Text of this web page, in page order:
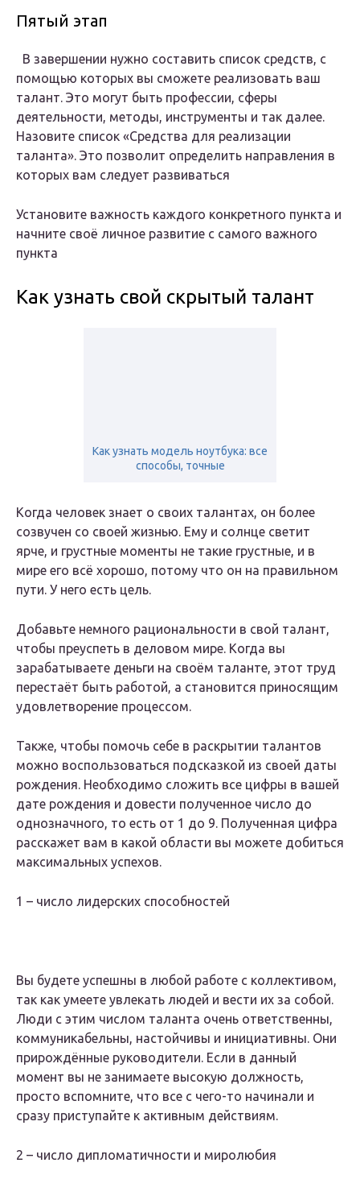
Пятый этап
В завершении нужно составить список средств, с
помощью которых вы сможете реализовать ваш
талант. Это могут быть профессии, сферы
деятельности, методы, инструменты и так далее.
Назовите список «Средства для реализации
таланта». Это позволит определить направления в
которых вам следует развиваться
Установите важность каждого конкретного пункта и
начните своё личное развитие с самого важного
пункта
Как узнать свой скрытый талант
Как узнать модель ноутбука: все
способы, точные
Когда человек знает о своих талантах, он более
созвучен со своей жизнью. Ему и солнце светит
ярче, и грустные моменты не такие грустные, и в
мире его всё хорошо, потому что он на правильном
пути. У него есть цель.
Добавьте немного рациональности в свой талант,
чтобы преуспеть в деловом мире. Когда вы
зарабатываете деньги на своём таланте, этот труд
перестаёт быть работой, а становится приносящим
удовлетворение процессом.
Также, чтобы помочь себе в раскрытии талантов
можно воспользоваться подсказкой из своей даты
рождения. Необходимо сложить все цифры в вашей
дате рождения и довести полученное число до
однозначного, то есть от 1 до 9. Полученная цифра
расскажет вам в какой области вы можете добиться
максимальных успехов.
1 – число лидерских способностей
Вы будете успешны в любой работе с коллективом,
так как умеете увлекать людей и вести их за собой.
Люди с этим числом таланта очень ответственны,
коммуникабельны, настойчивы и инициативны. Они
прирождённые руководители. Если в данный
момент вы не занимаете высокую должность,
просто вспомните, что все с чего-то начинали и
сразу приступайте к активным действиям.
2 – число дипломатичности и миролюбия